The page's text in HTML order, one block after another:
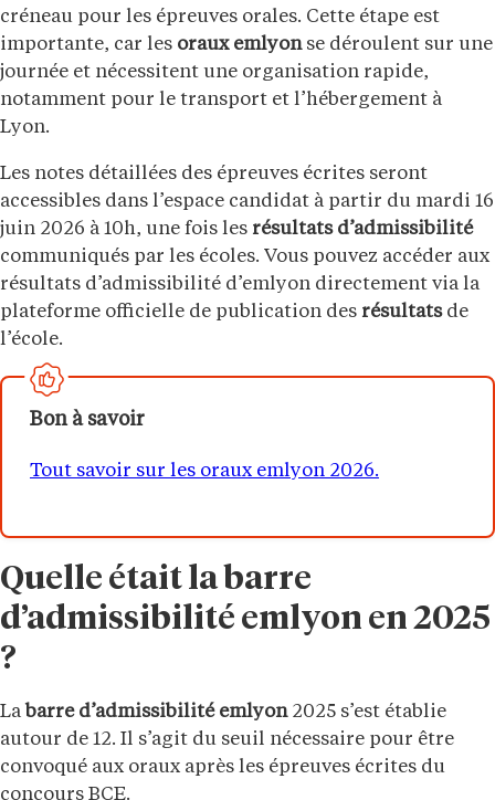
créneau pour les épreuves orales. Cette étape est
importante, car les oraux emlyonse déroulent sur une
journée et nécessitent une organisation rapide,
notamment pour le transport et l’hébergement à
Lyon.
Les notes détaillées des épreuves écrites seront
accessibles dans l’espace candidat à partir du mardi 16
juin 2026 à 10h, une fois les résultats d’admissibilité
communiqués par les écoles. Vous pouvez accéder aux
résultats d’admissibilité d’emlyon directement via la
plateforme officielle de publication des résultatsde
l’école.
Bon à savoir
Tout savoir sur les oraux emlyon 2026.
Quelle était la barre
d’admissibilité emlyon en 2025
?
La barre d’admissibilité emlyon2025 s’est établie
autour de 12. Il s’agit du seuil nécessaire pour être
convoqué aux oraux après les épreuves écrites du
concours BCE.